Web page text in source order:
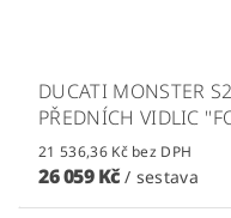
DUCATI MONSTER
PŘEDNÍCH VIDLIC
21 536,36 Kč bez DPH
26 059 Kč/ sestava